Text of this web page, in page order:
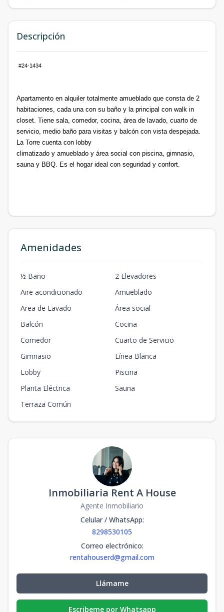
Descripción
#24-1434
Apartamento en alquiler totalmente amueblado que consta de 2
habitaciones, cada una con su baño y la principal con walk in
closet. Tiene sala, comedor, cocina, área de lavado, cuarto de
servicio, medio baño para visitas y balcón con vista despejada.
La Torre cuenta con lobby
climatizado y amueblado y área social con piscina, gimnasio,
sauna y BBQ. Es el hogar ideal con seguridad y confort.
Amenidades
½ Baño
2 Elevadores
Aire acondicionado
Amueblado
Area de Lavado
Área social
Balcón
Cocina
Comedor
Cuarto de Servicio
Gimnasio
Línea Blanca
Lobby
Piscina
Planta Eléctrica
Sauna
Terraza Común
Inmobiliaria Rent A House
Agente Inmobiliario
Celular / WhatsApp:
8298530105
Correo electrónico:
rentahouserd@gmail.com
Llámame
Escribeme por Whatsapp